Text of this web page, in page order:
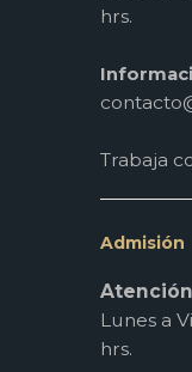
hrs.
Trabaja
Admisión
Lunes a
hrs.